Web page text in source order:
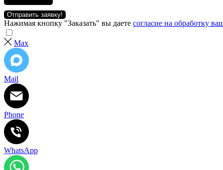
Отправить заявку!
Нажимая кнопку "Заказать" вы даете согласие на обработку
Max
Mail
Phone
WhatsApp